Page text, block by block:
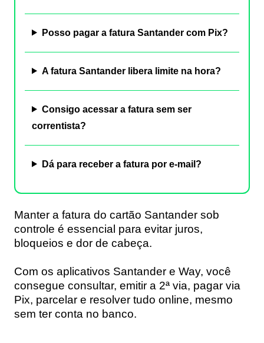
Posso pagar a fatura Santander com Pix?
A fatura Santander libera limite na hora?
Consigo acessar a fatura sem ser
correntista?
Dá para receber a fatura por e-mail?
Manter a fatura do cartão Santander sob
controle é essencial para evitar juros,
bloqueios e dor de cabeça.
Com os aplicativos Santander e Way, você
consegue consultar, emitir a 2ª via, pagar via
Pix, parcelar e resolver tudo online, mesmo
sem ter conta no banco.